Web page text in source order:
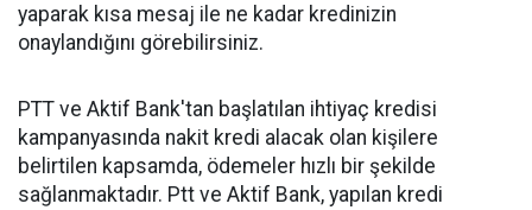
yaparak kısa mesaj ile ne kadar kredinizin
onaylandığını görebilirsiniz.
PTT ve Aktif Bank'tan başlatılan ihtiyaç kredisi
kampanyasında nakit kredi alacak olan kişilere
belirtilen kapsamda, ödemeler hızlı bir şekilde
sağlanmaktadır. Ptt ve Aktif Bank, yapılan kredi